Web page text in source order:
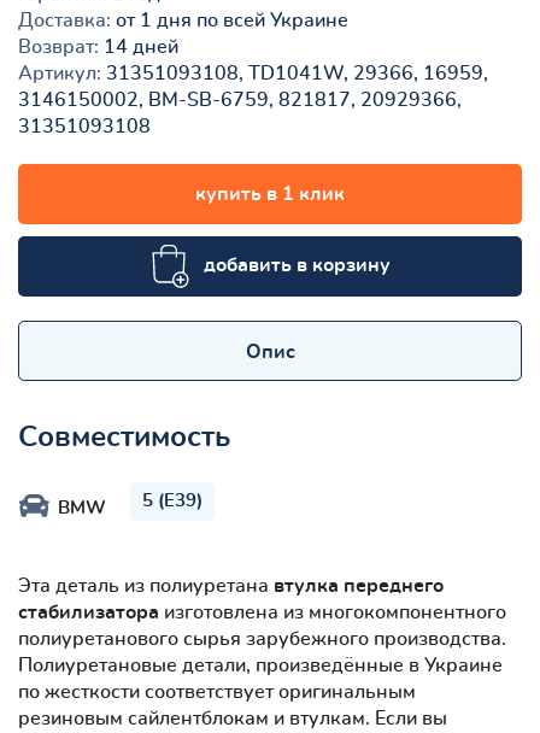
Доставка: от 1 дня по всей Украине
Возврат: 14 дней
Артикул: 31351093108, TD1041W, 29366, 16959,
3146150002, BM-SB-6759, 821817, 20929366,
31351093108
купить в 1 клик
добавить в корзину
Опис
Совместимость
BMW 5 (E39)
Эта деталь из полиуретана втулка переднего
стабилизатора изготовлена из многокомпонентного
полиуретанового сырья зарубежного производства.
Полиуретановые детали, произведённые в Украине
по жесткости соответствует оригинальным
резиновым сайлентблокам и втулкам. Если вы